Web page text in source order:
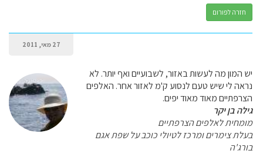
חזרה לפורום
27 מאי, 2011
יש המון מה לעשות באזור, לשבועיים ואף יותר. לא
נראה לי שיש טעם לנסוע ק'מ לאזור אחר. האלפים
הצרפתיים מאוד מאוד יפים.
גילה בן יקר
מומחית לאלפים הצרפתיים
בעלת צימרים ומרכז לטיולי כוכב על שפת אגם
בורג'ה